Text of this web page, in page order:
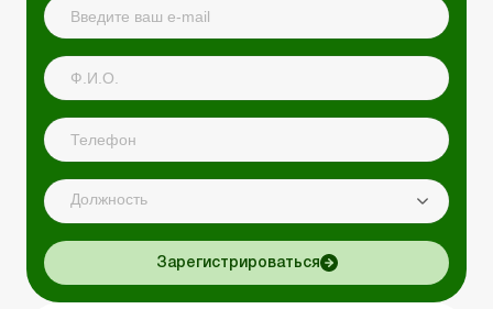
Должность
Зарегистрироваться